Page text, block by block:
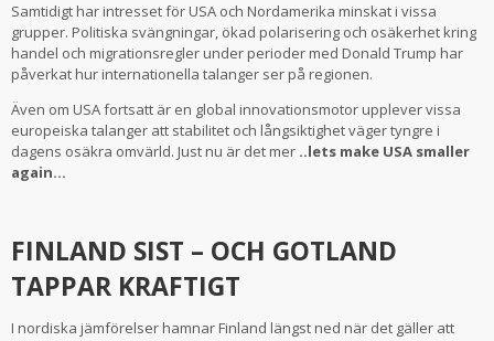
Samtidigt har intresset för USA och Nordamerika minskat i vissa
grupper. Politiska svängningar, ökad polarisering och osäkerhet kring
handel och migrationsregler under perioder med Donald Trump har
påverkat hur internationella talanger ser på regionen.
Även om USA fortsatt är en global innovationsmotor upplever vissa
europeiska talanger att stabilitet och långsiktighet väger tyngre i
dagens osäkra omvärld. Just nu är det mer ..lets make USA smaller
again…
FINLAND SIST – OCH GOTLAND
TAPPAR KRAFTIGT
I nordiska jämförelser hamnar Finland längst ned när det gäller att